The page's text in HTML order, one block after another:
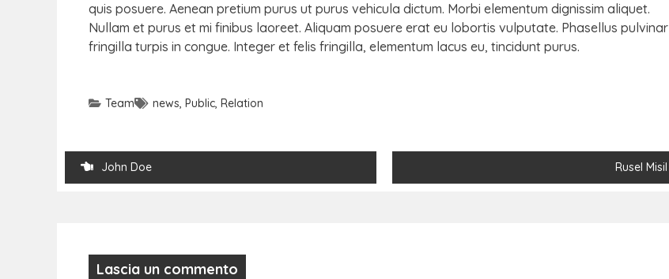
quis posuere. Aenean pretium purus ut purus vehicula dictum. Morbi elementum dignissim aliquet.
Nullam et purus et mi finibus laoreet. Aliquam posuere erat eu lobortis vulputate. Phasellus pulvinar
fringilla turpis in congue. Integer et felis fringilla, elementum lacus eu, tincidunt purus.
Team news, Public, Relation
John Doe Rusel Misil
Lascia un commento